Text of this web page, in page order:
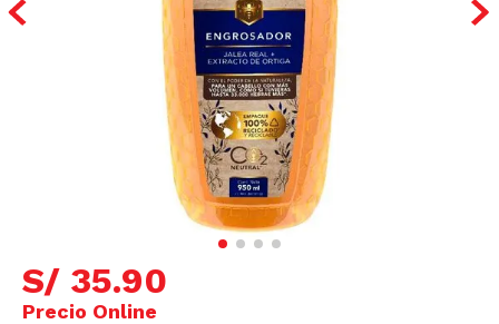
S/ 35.90